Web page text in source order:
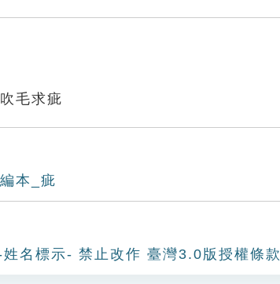
毛求疵
本_疵
名標示- 禁止改作 臺灣3.0版授權條款